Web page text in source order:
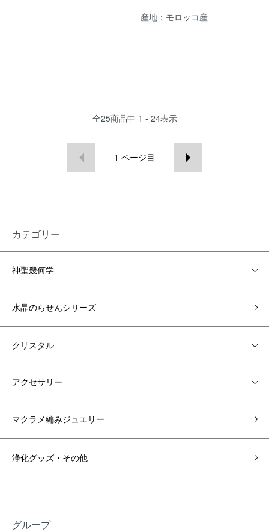
産地：モロッコ産
全25商品中 1 - 24表示
1 ページ目
カテゴリー
神聖幾何学
水晶のらせんシリーズ
クリスタル
アクセサリー
マクラメ編みジュエリー
浄化グッズ・その他
グループ